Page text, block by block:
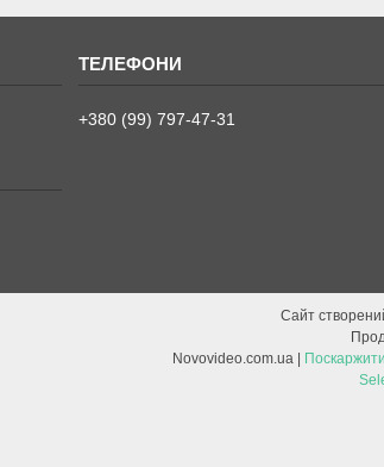
+380 (99) 797-47-31
Сайт
Novovideo.com.ua |